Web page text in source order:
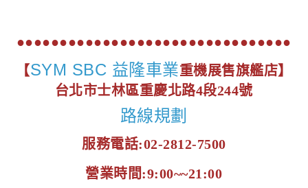
●●●●●●●●●●●●●●●●●●●●●●●●●●●●●●●●
【SYM SBC 益隆車業重機展售旗艦店】
台北市士林區重慶北路4段244號
路線規劃
服務電話:02-2812-7500
營業時間:9:00~~21:00